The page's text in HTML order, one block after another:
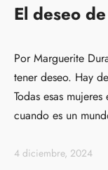
El deseo
Por Marguerite
tener deseo. Hay
Todas esas
cuando es un
4 diciembre, 2024